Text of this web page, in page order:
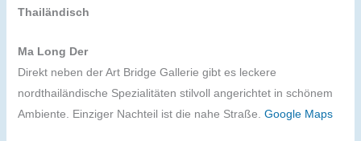
Thailändisch
Ma Long Der
Direkt neben der Art Bridge Gallerie gibt es leckere
nordthailändische Spezialitäten stilvoll angerichtet in schönem
Ambiente. Einziger Nachteil ist die nahe Straße. Google Maps